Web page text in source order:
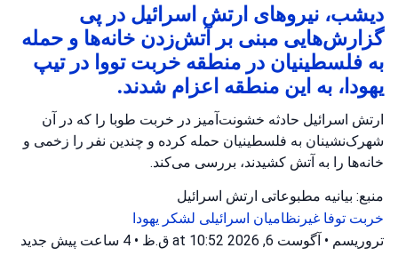
دیشب، نیروهای ارتش اسرائیل در پی
گزارش‌هایی مبنی بر آتش‌زدن خانه‌ها و حمله
به فلسطینیان در منطقه خربت تووا در تیپ
یهودا، به این منطقه اعزام شدند.
ارتش اسرائیل حادثه خشونت‌آمیز در خربت طوبا را که در آن
شهرک‌نشینان به فلسطینیان حمله کرده و چندین نفر را زخمی و
خانه‌ها را به آتش کشیدند، بررسی می‌کند.
منبع: بیانیه مطبوعاتی ارتش اسرائیل
خربت توفا غیرنظامیان اسرائیلی لشکر یهودا
تروریسم • آگوست 6, 2026 at 10:52 ق.ظ • 4 ساعت پیش جدید